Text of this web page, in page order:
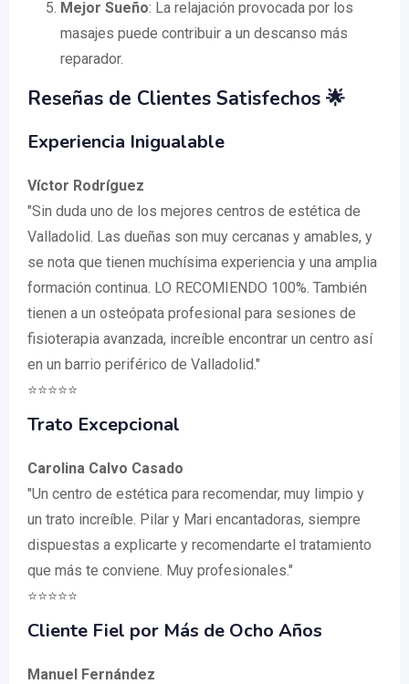
Mejor Sueño: La relajación provocada por los
masajes puede contribuir a un descanso más
reparador.
Reseñas de Clientes Satisfechos 🌟
Experiencia Inigualable
Víctor Rodríguez
"Sin duda uno de los mejores centros de estética de
Valladolid. Las dueñas son muy cercanas y amables, y
se nota que tienen muchísima experiencia y una amplia
formación continua. LO RECOMIENDO 100%. También
tienen a un osteópata profesional para sesiones de
fisioterapia avanzada, increíble encontrar un centro así
en un barrio periférico de Valladolid."
⭐⭐⭐⭐⭐
Trato Excepcional
Carolina Calvo Casado
"Un centro de estética para recomendar, muy limpio y
un trato increíble. Pilar y Mari encantadoras, siempre
dispuestas a explicarte y recomendarte el tratamiento
que más te conviene. Muy profesionales."
⭐⭐⭐⭐⭐
Cliente Fiel por Más de Ocho Años
Manuel Fernández